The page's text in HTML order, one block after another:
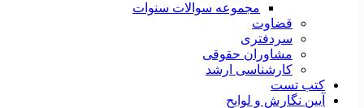
مجموعه سوالات سنوات
قضاوت
سردفتری
مشاوران حقوقی
کارشناسی ارشد
کتب تست
آیین نگارش و لوایح